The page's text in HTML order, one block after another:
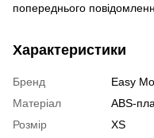
попереднього
Характеристики
Бренд
Easy
Матеріал
ABS-
Розмір
XS